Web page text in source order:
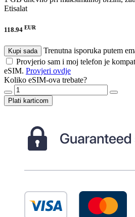
Etisalat
118.94 EUR
Kupi sada
Trenutna isporuka putem
Provjerio sam i moj telefon je
eSIM. Provjeri ovdje
Koliko eSIM-ova trebate?
Plati karticom